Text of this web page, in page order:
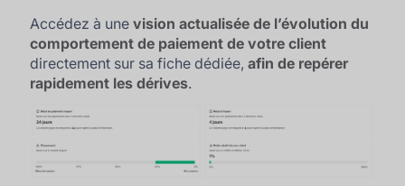
Accédez à unevision actualisée de l’évolution du
comportement de paiement de votre client
directement sur sa fiche dédiée,afin de repérer
rapidement les dérives.